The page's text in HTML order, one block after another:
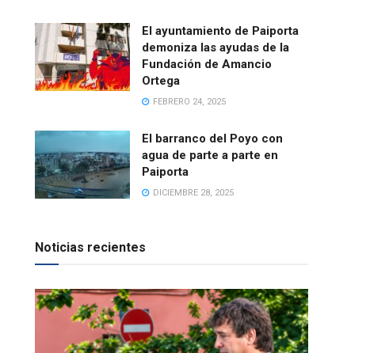
El ayuntamiento de Paiporta
demoniza las ayudas de la
Fundación de Amancio
Ortega
FEBRERO 24, 2025
El barranco del Poyo con
agua de parte a parte en
Paiporta
DICIEMBRE 28, 2025
Noticias recientes